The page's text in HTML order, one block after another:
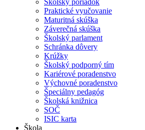
Školský poriadok
Praktické vyučovanie
Maturitná skúška
Záverečná skúška
Školský parlament
Schránka dôvery
Krúžky
Školský podporný tím
Kariérové poradenstvo
Výchovné poradenstvo
Špeciálny pedagóg
Školská knižnica
SOČ
ISIC karta
Škola